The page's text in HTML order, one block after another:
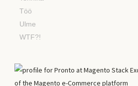
Töö
Ulme
WTF?!